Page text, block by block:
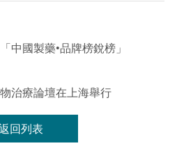
中國製藥•品牌榜銳榜」
治療論壇在上海舉行
回列表